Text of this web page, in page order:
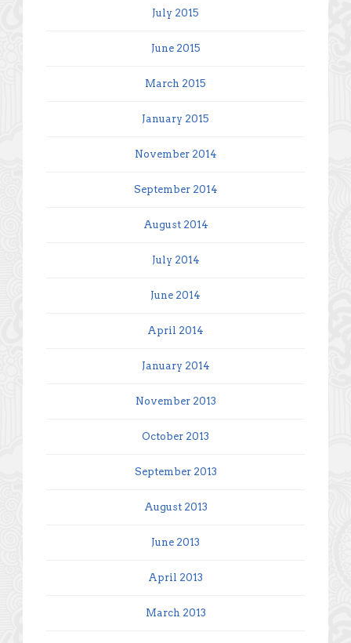
July 2015
June 2015
March 2015
January 2015
November 2014
September 2014
August 2014
July 2014
June 2014
April 2014
January 2014
November 2013
October 2013
September 2013
August 2013
June 2013
April 2013
March 2013